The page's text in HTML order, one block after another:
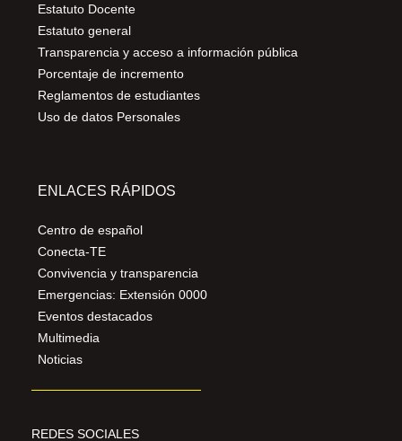
Estatuto Docente
Estatuto general
Transparencia y acceso a información pública
Porcentaje de incremento
Reglamentos de estudiantes
Uso de datos Personales
ENLACES RÁPIDOS
Centro de español
Conecta-TE
Convivencia y transparencia
Emergencias: Extensión 0000
Eventos destacados
Multimedia
Noticias
REDES SOCIALES